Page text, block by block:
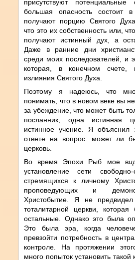
присутствуют
большая опасность состоит
получают порцию Святого
что это их собственность или,
получают истинный дух, а
Даже в ранние дни
среди моих последователей, и
которая, в конечном счете,
излияния Святого Духа.
Поэтому я надеюсь, что
понимать, что в новом веке вы
за убеждение, что может быть
посланник, одна истинная
истинное учение. Я объяснил
ответе на вопрос: может ли
церковь.
Во время Эпохи Рыб мое ви
установление сети
стремящихся к личному
проповедующих и
Христобытие. Я не
тоталитарной церкви,
остальные. Однако это была
Это была эра, когда
превзойти потребность в
контроле. На протяжении
много попыток установить